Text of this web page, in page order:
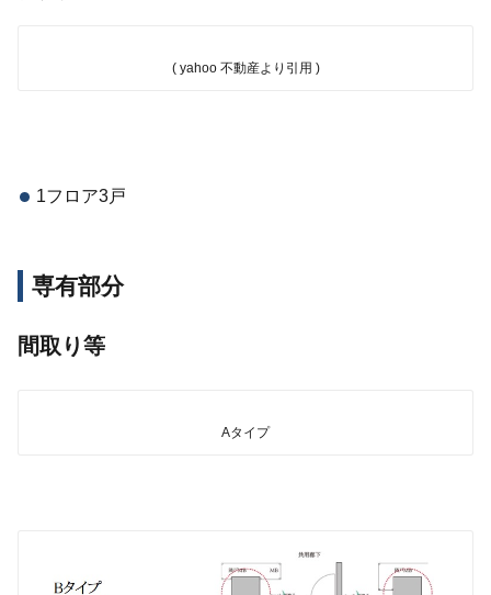
( yahoo 不動産より引用 )
1フロア3戸
専有部分
間取り等
Aタイプ